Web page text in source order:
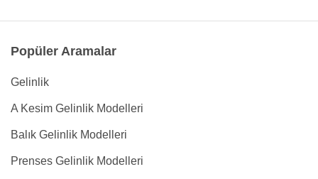
Popüler Aramalar
Gelinlik
A Kesim Gelinlik Modelleri
Balık Gelinlik Modelleri
Prenses Gelinlik Modelleri